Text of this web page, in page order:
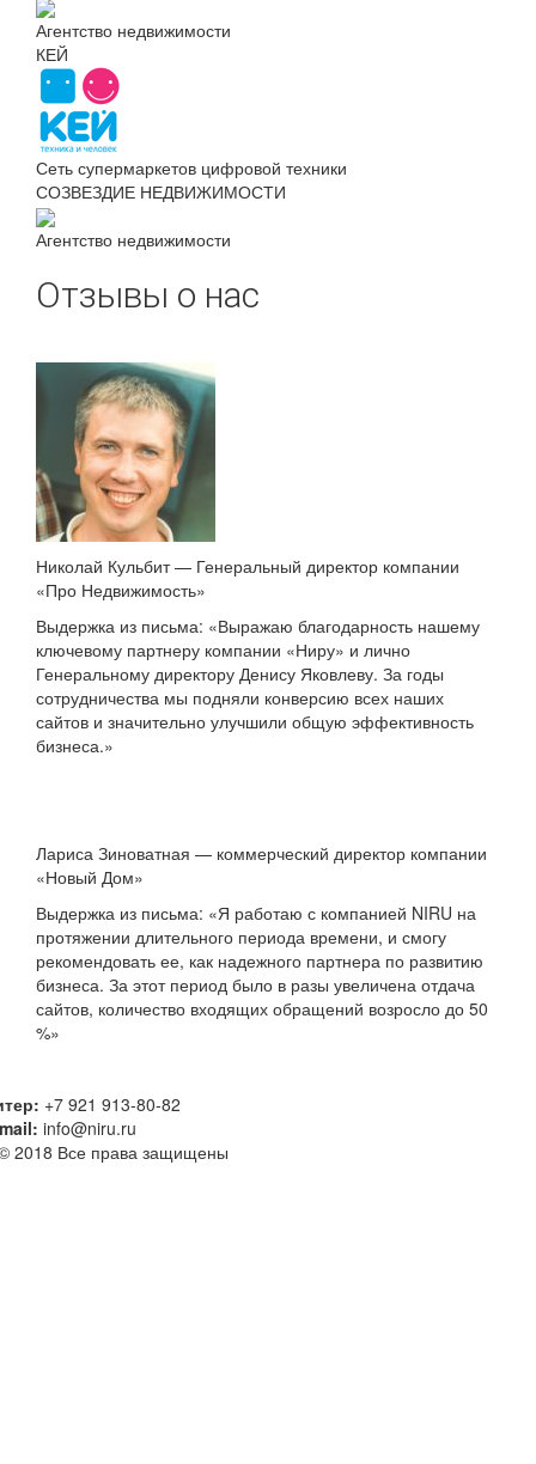
Агентство недвижимости
КЕЙ
Сеть супермаркетов цифровой техники
СОЗВЕЗДИЕ НЕДВИЖИМОСТИ
Агентство недвижимости
Отзывы о нас
Николай Кульбит — Генеральный директор компании
«Про Недвижимость»
Выдержка из письма: «Выражаю благодарность нашему
ключевому партнеру компании «Ниру» и лично
Генеральному директору Денису Яковлеву. За годы
сотрудничества мы подняли конверсию всех наших
сайтов и значительно улучшили общую эффективность
бизнеса.»
Лариса Зиноватная — коммерческий директор компании
«Новый Дом»
Выдержка из письма: «Я работаю с компанией NIRU на
протяжении длительного периода времени, и смогу
рекомендовать ее, как надежного партнера по развитию
бизнеса. За этот период было в разы увеличена отдача
сайтов, количество входящих обращений возросло до 50
%»
+7 921 913-80-82
info@niru.ru
2018 Все права защищены